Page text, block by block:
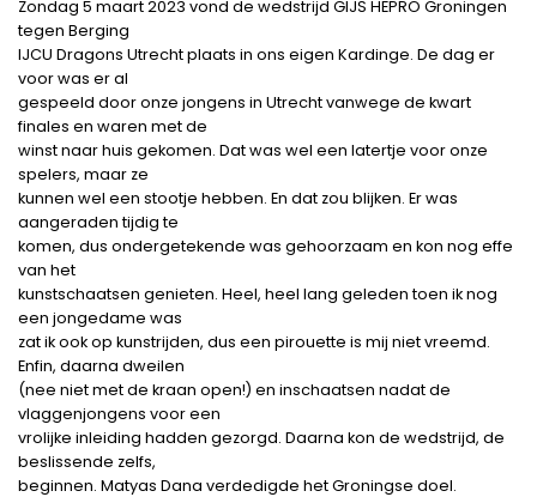
Zondag 5 maart 2023 vond de wedstrijd GIJS HEPRO Groningen
tegen Berging
IJCU Dragons Utrecht plaats in ons eigen Kardinge. De dag er
voor was er al
gespeeld door onze jongens in Utrecht vanwege de kwart
finales en waren met de
winst naar huis gekomen. Dat was wel een latertje voor onze
spelers, maar ze
kunnen wel een stootje hebben. En dat zou blijken. Er was
aangeraden tijdig te
komen, dus ondergetekende was gehoorzaam en kon nog effe
van het
kunstschaatsen genieten. Heel, heel lang geleden toen ik nog
een jongedame was
zat ik ook op kunstrijden, dus een pirouette is mij niet vreemd.
Enfin, daarna dweilen
(nee niet met de kraan open!) en inschaatsen nadat de
vlaggenjongens voor een
vrolijke inleiding hadden gezorgd. Daarna kon de wedstrijd, de
beslissende zelfs,
beginnen. Matyas Dana verdedigde het Groningse doel.